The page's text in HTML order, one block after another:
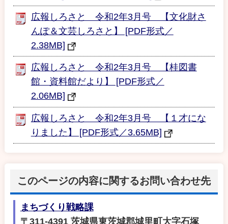
広報しろさと 令和2年3月号 【文化財さ
んぽ＆文芸しろさと】 [PDF形式／
2.38MB]
広報しろさと 令和2年3月号 【桂図書
館・資料館だより】 [PDF形式／
2.06MB]
広報しろさと 令和2年3月号 【１才にな
りました】 [PDF形式／3.65MB]
このページの内容に関するお問い合わせ先
まちづくり戦略課
〒311-4391 茨城県東茨城郡城里町大字石塚